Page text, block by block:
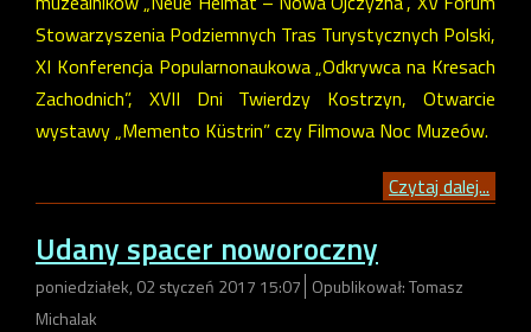
Stowarzyszenia Podziemnych Tras Turystycznych Polski,
XI Konferencja Popularnonaukowa „Odkrywca na Kresach
Zachodnich”, XVII Dni Twierdzy Kostrzyn, Otwarcie
wystawy „Memento Küstrin” czy Filmowa Noc Muzeów.
Czytaj dalej...
Udany spacer noworoczny
poniedziałek, 02 styczeń 2017 15:07 Opublikował: Tomasz
Michalak